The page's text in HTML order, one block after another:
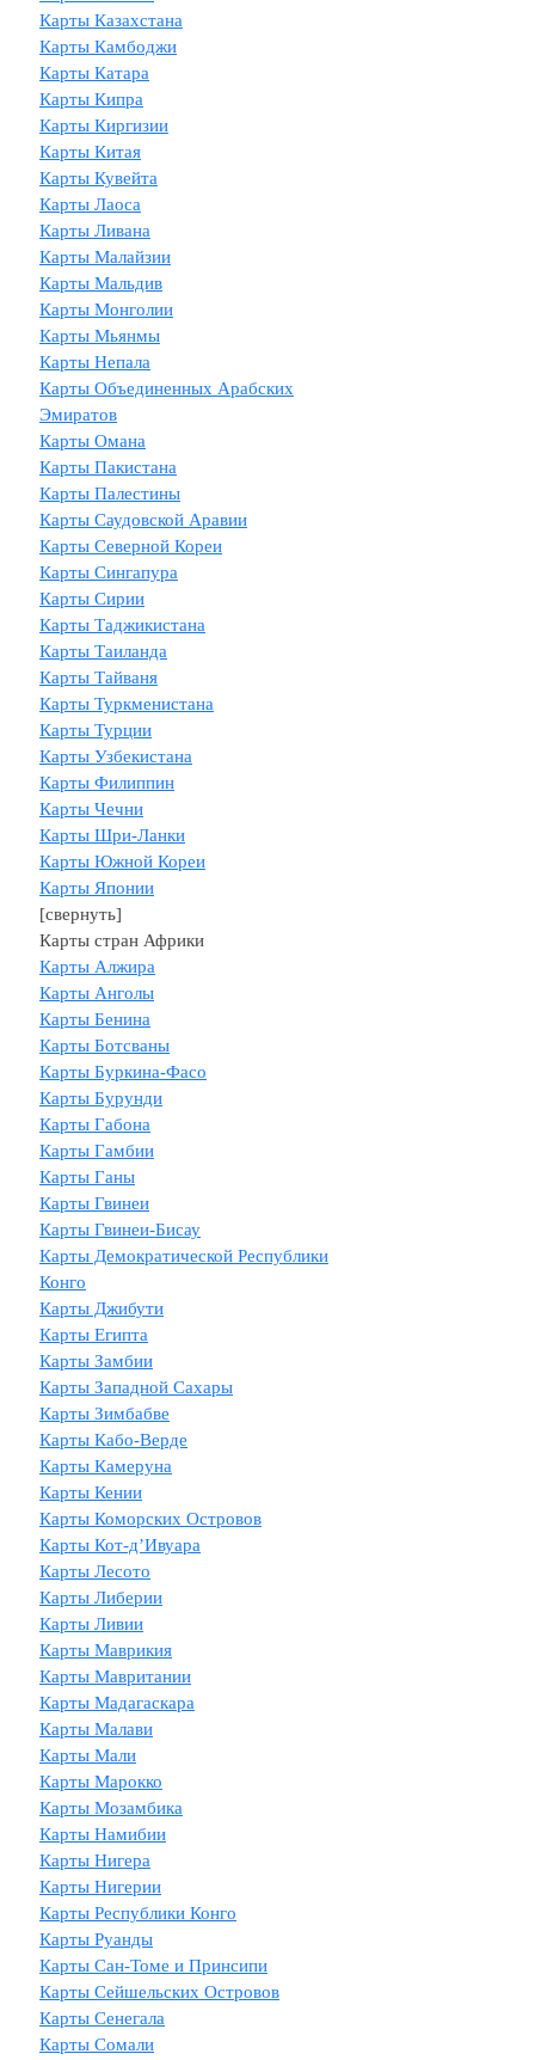
Карты Казахстана
Карты Камбоджи
Карты Катара
Карты Кипра
Карты Киргизии
Карты Китая
Карты Кувейта
Карты Лаоса
Карты Ливана
Карты Малайзии
Карты Мальдив
Карты Монголии
Карты Мьянмы
Карты Непала
Карты Объединенных Арабских
Эмиратов
Карты Омана
Карты Пакистана
Карты Палестины
Карты Саудовской Аравии
Карты Северной Кореи
Карты Сингапура
Карты Сирии
Карты Таджикистана
Карты Таиланда
Карты Тайваня
Карты Туркменистана
Карты Турции
Карты Узбекистана
Карты Филиппин
Карты Чечни
Карты Шри-Ланки
Карты Южной Кореи
Карты Японии
[свернуть]
Карты стран Африки
Карты Алжира
Карты Анголы
Карты Бенина
Карты Ботсваны
Карты Буркина-Фасо
Карты Бурунди
Карты Габона
Карты Гамбии
Карты Ганы
Карты Гвинеи
Карты Гвинеи-Бисау
Карты Демократической Республики
Конго
Карты Джибути
Карты Египта
Карты Замбии
Карты Западной Сахары
Карты Зимбабве
Карты Кабо-Верде
Карты Камеруна
Карты Кении
Карты Коморских Островов
Карты Кот-д’Ивуара
Карты Лесото
Карты Либерии
Карты Ливии
Карты Маврикия
Карты Мавритании
Карты Мадагаскара
Карты Малави
Карты Мали
Карты Марокко
Карты Мозамбика
Карты Намибии
Карты Нигера
Карты Нигерии
Карты Республики Конго
Карты Руанды
Карты Сан-Томе и Принсипи
Карты Сейшельских Островов
Карты Сенегала
Карты Сомали